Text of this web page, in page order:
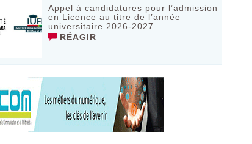
Appel à candidatures pour l’admission
en Licence au titre de l’année
universitaire 2026-2027
RÉAGIR